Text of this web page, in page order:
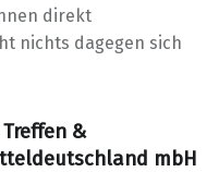
direkt
nichts dagegen sich
&
mbH